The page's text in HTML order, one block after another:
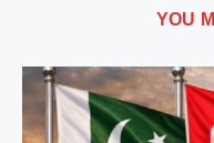
YOU